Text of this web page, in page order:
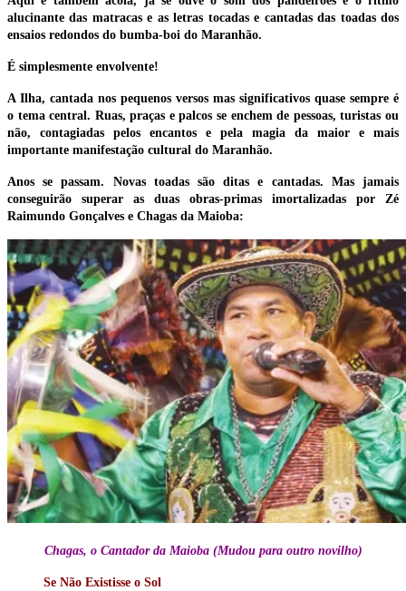
alucinante das matracas e as letras tocadas e cantadas das toadas dos
ensaios redondos do bumba-boi do Maranhão.
É simplesmente envolvente!
A Ilha, cantada nos pequenos versos mas significativos quase sempre é
o tema central. Ruas, praças e palcos se enchem de pessoas, turistas ou
não, contagiadas pelos encantos e pela magia da maior e mais
importante manifestação cultural do Maranhão.
Anos se passam. Novas toadas são ditas e cantadas. Mas jamais
conseguirão superar as duas obras-primas imortalizadas por Zé
Raimundo Gonçalves e Chagas da Maioba:
Chagas, o Cantador da Maioba (Mudou para outro novilho)
Se Não Existisse o Sol